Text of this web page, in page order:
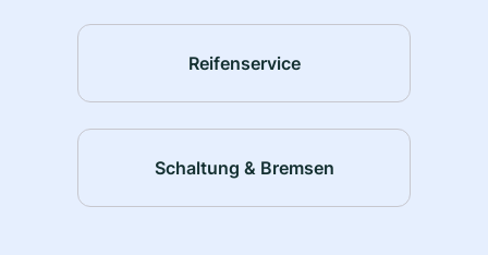
Reifenservice
Schaltung & Bremsen